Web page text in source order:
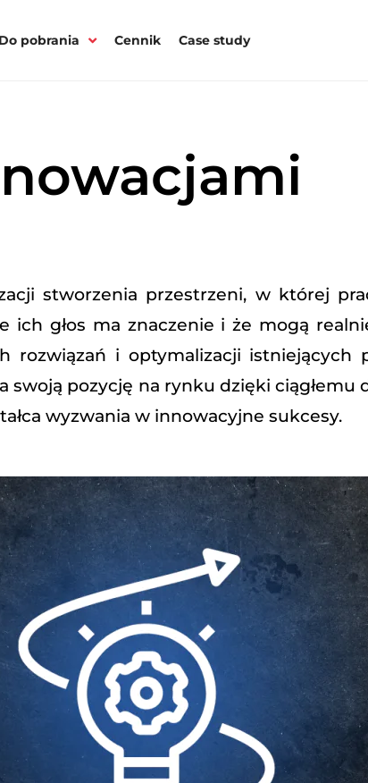
Do pobrania Cennik Case study
stworzenia przestrzeni, w której
ich głos ma znaczenie i że mogą
rozwiązań i optymalizacji
pozycję na rynku dzięki
wyzwania w innowacyjne sukcesy.